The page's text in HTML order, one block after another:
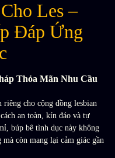
Les –
Đáp Ứng
Thỏa Mãn Nhu Cầu
riêng cho cộng đồng lesbian
an toàn, kín đáo và tự
búp bê tình dục này không
còn mang lại cảm giác gần